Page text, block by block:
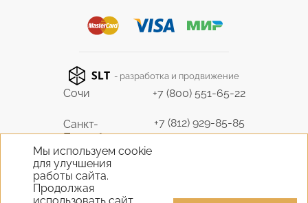
Мы используем cookie
для улучшения
работы сайта.
Продолжая
- разработка и продвижение
Сочи +7 (800) 551-65-22
Санкт-
Петербург
+7 (812) 929-85-85
9298585@bk.ru
Москва